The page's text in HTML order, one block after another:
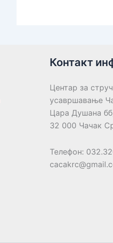
Контакт
Центар за
усавршавање
Цара Душана
32 000 Чачак
Телефон: